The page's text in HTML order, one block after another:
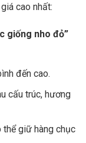
cao nhất:
giống nho đỏ”
đến cao.
cấu trúc, hương
thể giữ hàng chục